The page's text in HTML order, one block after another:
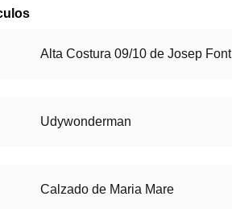
Alta Costura 09/10 de Josep Font
Udywonderman
Calzado de Maria Mare